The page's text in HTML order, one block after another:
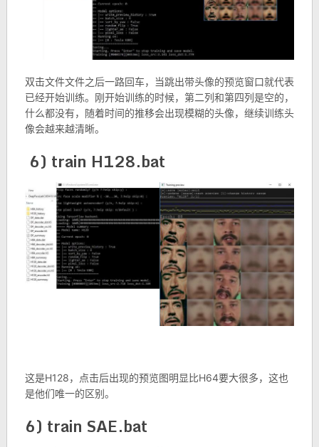
双击文件文件之后一路回车，当跳出带头像的预览窗口就代表
已经开始训练。刚开始训练的时候，第二列和第四列是空的，
什么都没有，随着时间的推移会出现模糊的头像，继续训练头
像会越来越清晰。
6) train H128.bat
这是H128，点击后出现的预览图明显比H64要大很多，这也
是他们唯一的区别。
6) train SAE.bat